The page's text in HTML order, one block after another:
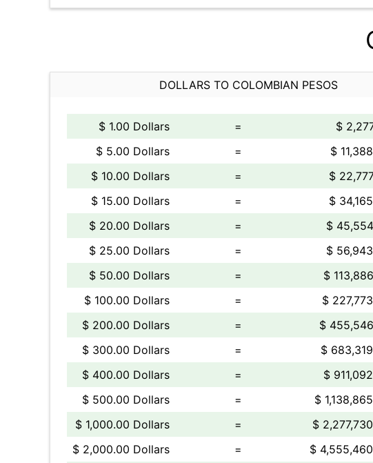
DOLLARS TO COLOMBIAN PESOS
$ 1.00 Dollars =
$
$ 5.00 Dollars
=
$
$ 10.00 Dollars
=
$
$ 15.00 Dollars
=
$
$ 20.00 Dollars
=
$
$ 25.00 Dollars
=
$
$ 50.00 Dollars
=
$
$ 100.00 Dollars
=
$
$ 200.00 Dollars
=
$
$ 300.00 Dollars
=
$
$ 400.00 Dollars
=
$
$ 500.00 Dollars
=
$
$ 1,000.00 Dollars
=
$
$ 2,000.00 Dollars
= $